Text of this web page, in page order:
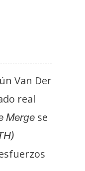
Van Der
real
Merge se